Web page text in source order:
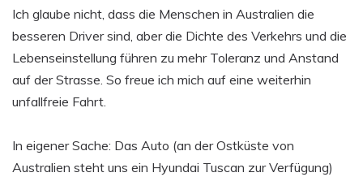
Ich glaube nicht, dass die Menschen in Australien die
besseren Driver sind, aber die Dichte des Verkehrs und die
Lebenseinstellung führen zu mehr Toleranz und Anstand
auf der Strasse. So freue ich mich auf eine weiterhin
unfallfreie Fahrt.
In eigener Sache: Das Auto (an der Ostküste von
Australien steht uns ein Hyundai Tuscan zur Verfügung)